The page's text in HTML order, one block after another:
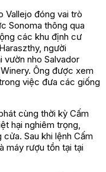
Vallejo đóng vai trò
Sonoma thông qua
các khu định cư
người
vườn nho Salvador
Ông được xem
việc đưa các giống
cùng thời kỳ Cấm
hại nghiêm trọng,
Sau khi lệnh Cấm
máy rượu tồn tại tại